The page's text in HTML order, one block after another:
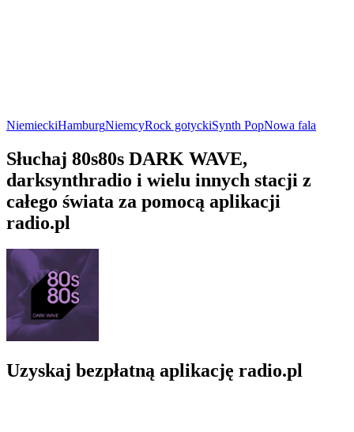
NiemieckiHamburgNiemcyRock gotyckiSynth PopNowa fala
Słuchaj 80s80s DARK WAVE,
darksynthradio i wielu innych stacji z
całego świata za pomocą aplikacji
radio.pl
Uzyskaj bezpłatną aplikację radio.pl